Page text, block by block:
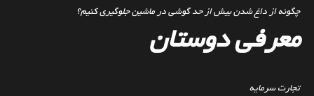
چگونه از داغ شدن بیش از حد گوشی در ماشین جلوگیری کنیم؟
معرفی دوستان
تجارت سرمایه